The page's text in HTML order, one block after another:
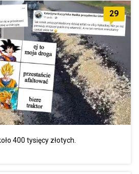
29
400 tysięcy złotych.